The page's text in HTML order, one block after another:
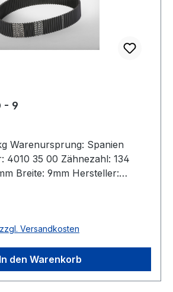
- 9
Warenursprung: Spanien
4010 35 00 Zähnezahl: 134
Breite: 9mm Hersteller:
Versandkosten
In den Warenkorb